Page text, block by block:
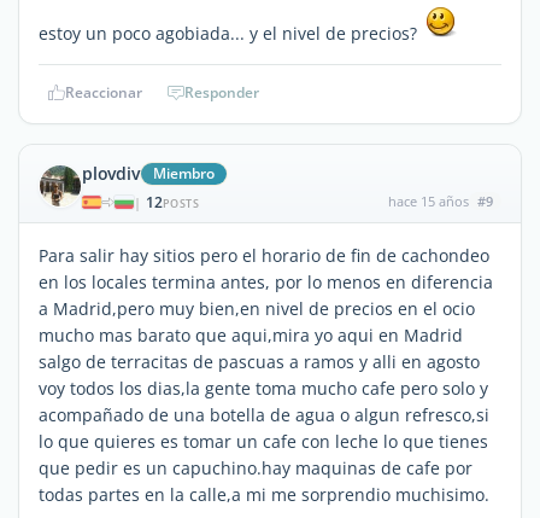
estoy un poco agobiada... y el nivel de precios?
Reaccionar Responder
plovdiv Miembro
| 12POSTS hace 15 años #9
Para salir hay sitios pero el horario de fin de cachondeo
en los locales termina antes, por lo menos en diferencia
a Madrid,pero muy bien,en nivel de precios en el ocio
mucho mas barato que aqui,mira yo aqui en Madrid
salgo de terracitas de pascuas a ramos y alli en agosto
voy todos los dias,la gente toma mucho cafe pero solo y
acompañado de una botella de agua o algun refresco,si
lo que quieres es tomar un cafe con leche lo que tienes
que pedir es un capuchino.hay maquinas de cafe por
todas partes en la calle,a mi me sorprendio muchisimo.